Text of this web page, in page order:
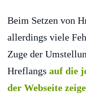
Beim Setzen von
allerdings viele
Zuge der
Hreflangs auf die
der Webseite